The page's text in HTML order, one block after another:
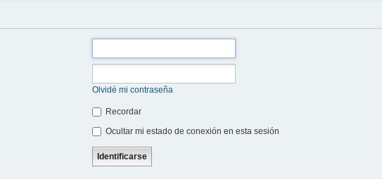
Olvidé mi contraseña
Recordar
Ocultar mi estado de conexión en esta sesión